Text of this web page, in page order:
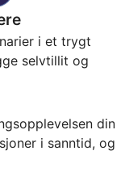
i et trygt
selvtillit og
din
i sanntid, og